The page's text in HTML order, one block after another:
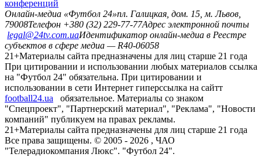
конференций
Онлайн-медиа «Футбол 24»пл. Галицкая, дом. 15, м. Львов,
79008Телефон +380 (32) 229-77-77Адрес электронной почты
legal@24tv.com.uaИдентификатор онлайн-медиа в Реестре
субъектов в сфере медиа — R40-06058
21+Материалы сайта предназначены для лиц старше 21 года
При цитировании и использовании любых материалов ссылка
на "Футбол 24" обязательна. При цитировании и
использовании в сети Интернет гиперссылка на сайтт
football24.ua
обязательное. Материалы со знаком
"Спецпроект", "Партнерский материал", "Реклама", "Новости
компаний" публикуем на правах рекламы.
21+Материалы сайта предназначены для лиц старше 21 года
Все права защищены. © 2005 - 2026 , ЧАО
"Телерадиокомпания Люкс". "Футбол 24".